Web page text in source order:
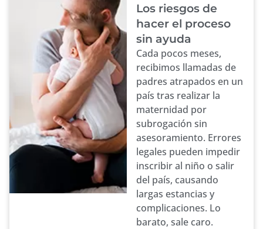
Los riesgos de
hacer el proceso
sin ayuda
Cada pocos meses,
recibimos llamadas de
padres atrapados en un
país tras realizar la
maternidad por
subrogación sin
asesoramiento. Errores
legales pueden impedir
inscribir al niño o salir
del país, causando
largas estancias y
complicaciones. Lo
barato, sale caro.